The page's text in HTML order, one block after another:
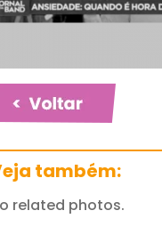
também:
related photos.